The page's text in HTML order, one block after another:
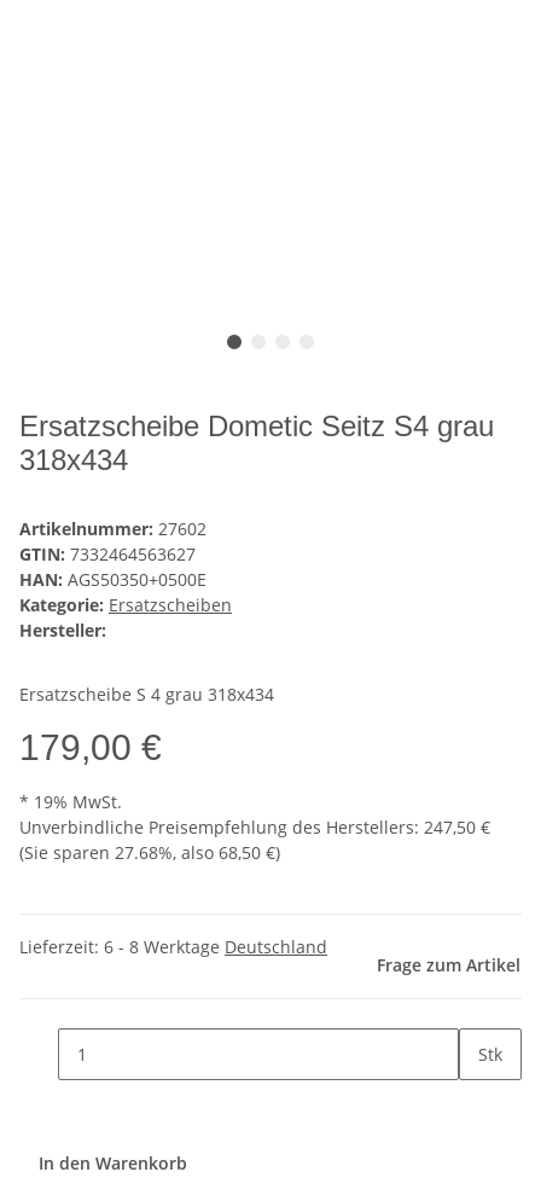
Ersatzscheibe Dometic Seitz S4 grau
318x434
Artikelnummer: 27602
GTIN: 7332464563627
HAN: AGS50350+0500E
Kategorie: Ersatzscheiben
Hersteller:
Ersatzscheibe S 4 grau 318x434
179,00 €
* 19% MwSt.
Unverbindliche Preisempfehlung des Herstellers: 247,50 €
(Sie sparen 27.68%, also 68,50 €)
Lieferzeit: 6 - 8 Werktage Deutschland
Frage zum Artikel
Stk
In den Warenkorb